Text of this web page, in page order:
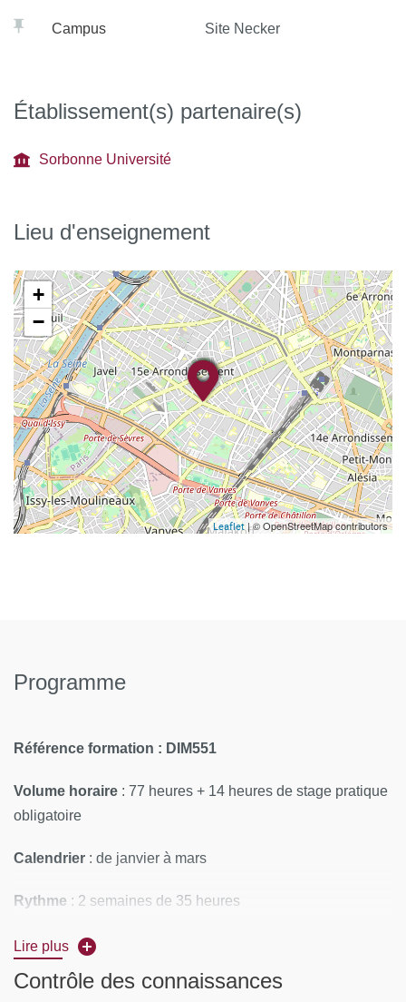
Campus Site Necker
Établissement(s) partenaire(s)
Sorbonne Université
Lieu d'enseignement
+
−
Leaflet| © OpenStreetMap contributors
Programme
Référence formation : DIM551
Volume horaire : 77 heures + 14 heures de stage pratique
obligatoire
Calendrier : de janvier à mars
Rythme : 2 semaines de 35 heures
1ère semaine de cours théoriques à Necker commune
à toutes les spécialités: du 19 au 23 janvier 2026
Lire plus
Contrôle des connaissances